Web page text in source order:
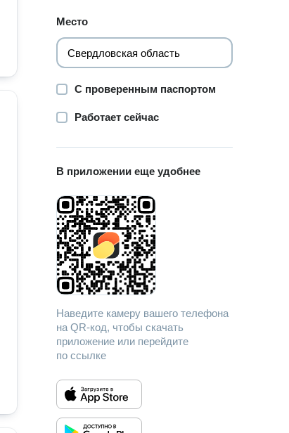
Место
С проверенным паспортом
Работает сейчас
В приложении еще удобнее
Наведите камеру вашего телефона
на QR-код, чтобы скачать
приложение или перейдите
по ссылке